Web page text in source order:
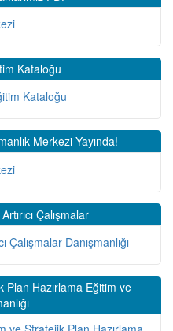
Kataloğu
Merkezi Yayında!
Çalışmalar
Hazırlama Eğitim ve